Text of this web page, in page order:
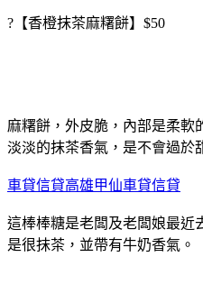
?【香橙抹茶麻糬餅】$50
麻糬餅，外皮脆，內部是柔軟
淡淡的抹茶香氣，是不會過於
車貸信貸高雄甲仙車貸信貸
這棒棒糖是老闆及老闆娘最近
是很抹茶，並帶有牛奶香氣。